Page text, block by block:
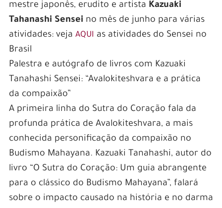
mestre japonês, erudito e artista Kazuaki
Tahanashi Sensei no mês de junho para várias
atividades: veja AQUI as atividades do Sensei no
Brasil
Palestra e autógrafo de livros com Kazuaki
Tanahashi Sensei: “Avalokiteshvara e a prática
da compaixão”
A primeira linha do Sutra do Coração fala da
profunda prática de Avalokiteshvara, a mais
conhecida personificação da compaixão no
Budismo Mahayana. Kazuaki Tanahashi, autor do
livro “O Sutra do Coração: Um guia abrangente
para o clássico do Budismo Mahayana”, falará
sobre o impacto causado na história e no darma